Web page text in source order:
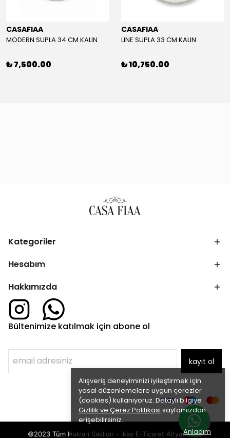
Alışveriş deneyiminizi iyileştirmek için
yasal düzenlemelere uygun çerezler
(cookies) kullanıyoruz. Detaylı bilgiye
Gizlilik ve Çerez Politikası sayfamızdan
erişebilirsiniz.
Anladım
CASAFIAA
MODERN SUPLA 34 CM KALIN
₺ 7,500.00
CASAFIAA
LINE SUPLA 33 CM KALIN
₺ 10,750.00
Kategoriler
Hesabım
Hakkımızda
Bültenimize katılmak için abone ol
kayıt ol
©2023 Tüm Hakları Saklıdır - ikas E-Ticaret Altyapısı ile